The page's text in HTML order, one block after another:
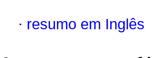
· resumo em Inglês